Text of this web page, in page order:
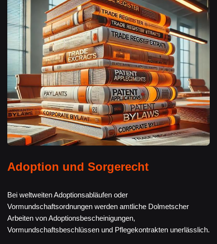
Adoption und Sorgerecht
Bei weltweiten Adoptionsabläufen oder
Vormundschaftsordnungen werden amtliche Dolmetscher
Arbeiten von Adoptionsbescheinigungen,
Vormundschaftsbeschlüssen und Pflegekontrakten unerlässlich.